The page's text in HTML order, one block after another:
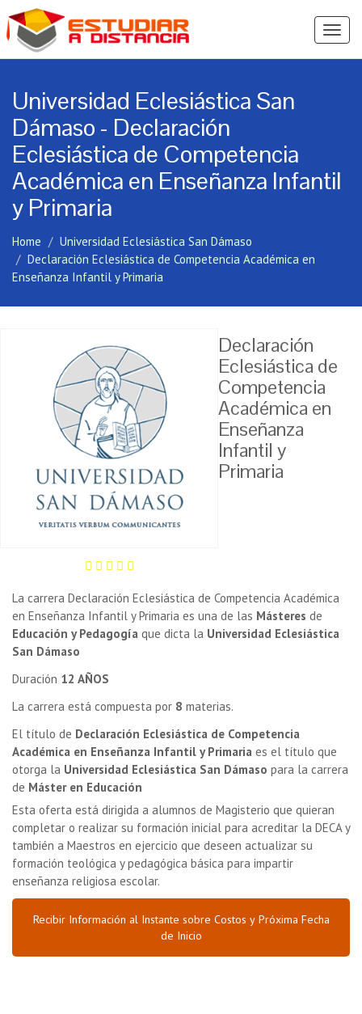
Ver
Universidad Eclesiástica San
Dámaso - Declaración
Eclesiástica de Competencia
Académica en Enseñanza Infantil
y Primaria
Home
Universidad Eclesiástica San Dámaso
Declaración Eclesiástica de Competencia Académica en
Enseñanza Infantil y Primaria
Declaración
Eclesiástica de
Competencia
Académica en
Enseñanza
Infantil y
Primaria
La carrera Declaración Eclesiástica de Competencia Académica
en Enseñanza Infantil y Primaria es una de las Másteres de
Educación y Pedagogía que dicta la Universidad Eclesiástica
San Dámaso
Duración 12 AÑOS
La carrera está compuesta por 8 materias.
El título de Declaración Eclesiástica de Competencia
Académica en Enseñanza Infantil y Primaria es el título que
otorga la Universidad Eclesiástica San Dámaso para la carrera
de Máster en Educación
Esta oferta está dirigida a alumnos de Magisterio que quieran
completar o realizar su formación inicial para acreditar la DECA y
también a Maestros en ejercicio que deseen actualizar su
formación teológica y pedagógica básica para impartir
enseñanza religiosa escolar.
Recibir Información al Instante sobre Costos y Próxima Fecha
de Inicio